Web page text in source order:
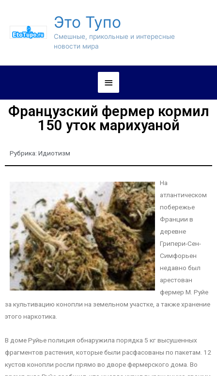
Это Тупо
Смешные, прикольные и интересные
новости мира
Французский фермер кормил
150 уток марихуаной
Рубрика: Идиотизм
На
атлантическом
побережье
Франции в
деревне
Грипери-Сен-
Симфорьен
недавно был
арестован
фермер М. Руйе
за культивацию конопли на земельном участке, а также хранение
этого наркотика.
В доме Руйье полиция обнаружила порядка 5 кг высушенных
фрагментов растения, которые были расфасованы по пакетам. 12
кустов конопли росли прямо во дворе фермерского дома. Во